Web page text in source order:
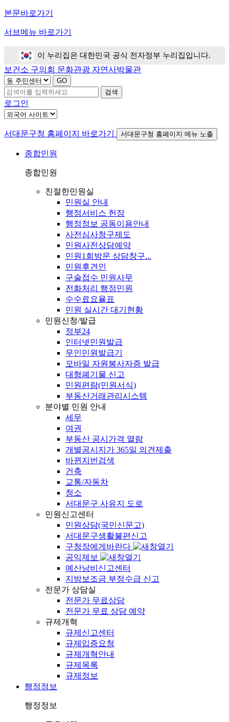
본문바로가기
서브메뉴 바로가기
이 누리집은 대한민국 공식 전자정부 누리집입니다.
보건소 구의회 문화관광 자연사박물관
검색
로그인
서대문구청 홈페이지 바로가기 서대문구청 홈페이지 메뉴 노출
종합민원
종합민원
친절한민원실
민원실 안내
행정서비스 헌장
행정정보 공동이용안내
사전심사청구제도
민원사전상담예약
민원1회방문 상담창구...
민원후견인
구술접수 민원사무
전화처리 행정민원
수수료요율표
민원 실시간 대기현황
민원신청/발급
정부24
인터넷민원발급
무인민원발급기
모바일 자원봉사자증 발급
대형폐기물 신고
민원편람(민원서식)
부동산거래관리시스템
분야별 민원 안내
세무
여권
부동산 공시가격 열람
개별공시지가 365일 의견제출
바뀐지번검색
건축
교통/자동차
청소
서대문구 사유지 도로
민원신고센터
민원상담(국민신문고)
서대문구생활불편신고
구청장에게바란다
공익제보
예산낭비신고센터
지방보조금 부정수급 신고
전문가 상담실
전문가 무료상담
전문가 무료 상담 예약
규제개혁
규제신고센터
규제입증요청
규제개혁안내
규제목록
규제정보
행정정보
행정정보